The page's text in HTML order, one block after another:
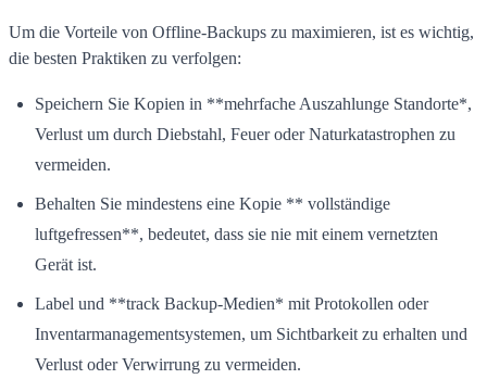
Um die Vorteile von Offline-Backups zu maximieren, ist es wichtig,
die besten Praktiken zu verfolgen:
Speichern Sie Kopien in **mehrfache Auszahlunge Standorte*,
Verlust um durch Diebstahl, Feuer oder Naturkatastrophen zu
vermeiden.
Behalten Sie mindestens eine Kopie ** vollständige
luftgefressen**, bedeutet, dass sie nie mit einem vernetzten
Gerät ist.
Label und **track Backup-Medien* mit Protokollen oder
Inventarmanagementsystemen, um Sichtbarkeit zu erhalten und
Verlust oder Verwirrung zu vermeiden.